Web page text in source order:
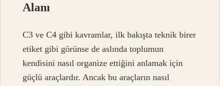
Alanı
C3 ve C4 gibi kavramlar, ilk bakışta teknik birer
etiket gibi görünse de aslında toplumun
kendisini nasıl organize ettiğini anlamak için
güçlü araçlardır. Ancak bu araçların nasıl